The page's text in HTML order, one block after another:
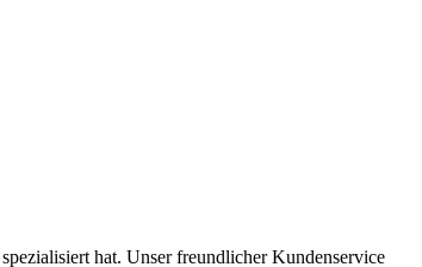
hat. Unser freundlicher Kundenservice